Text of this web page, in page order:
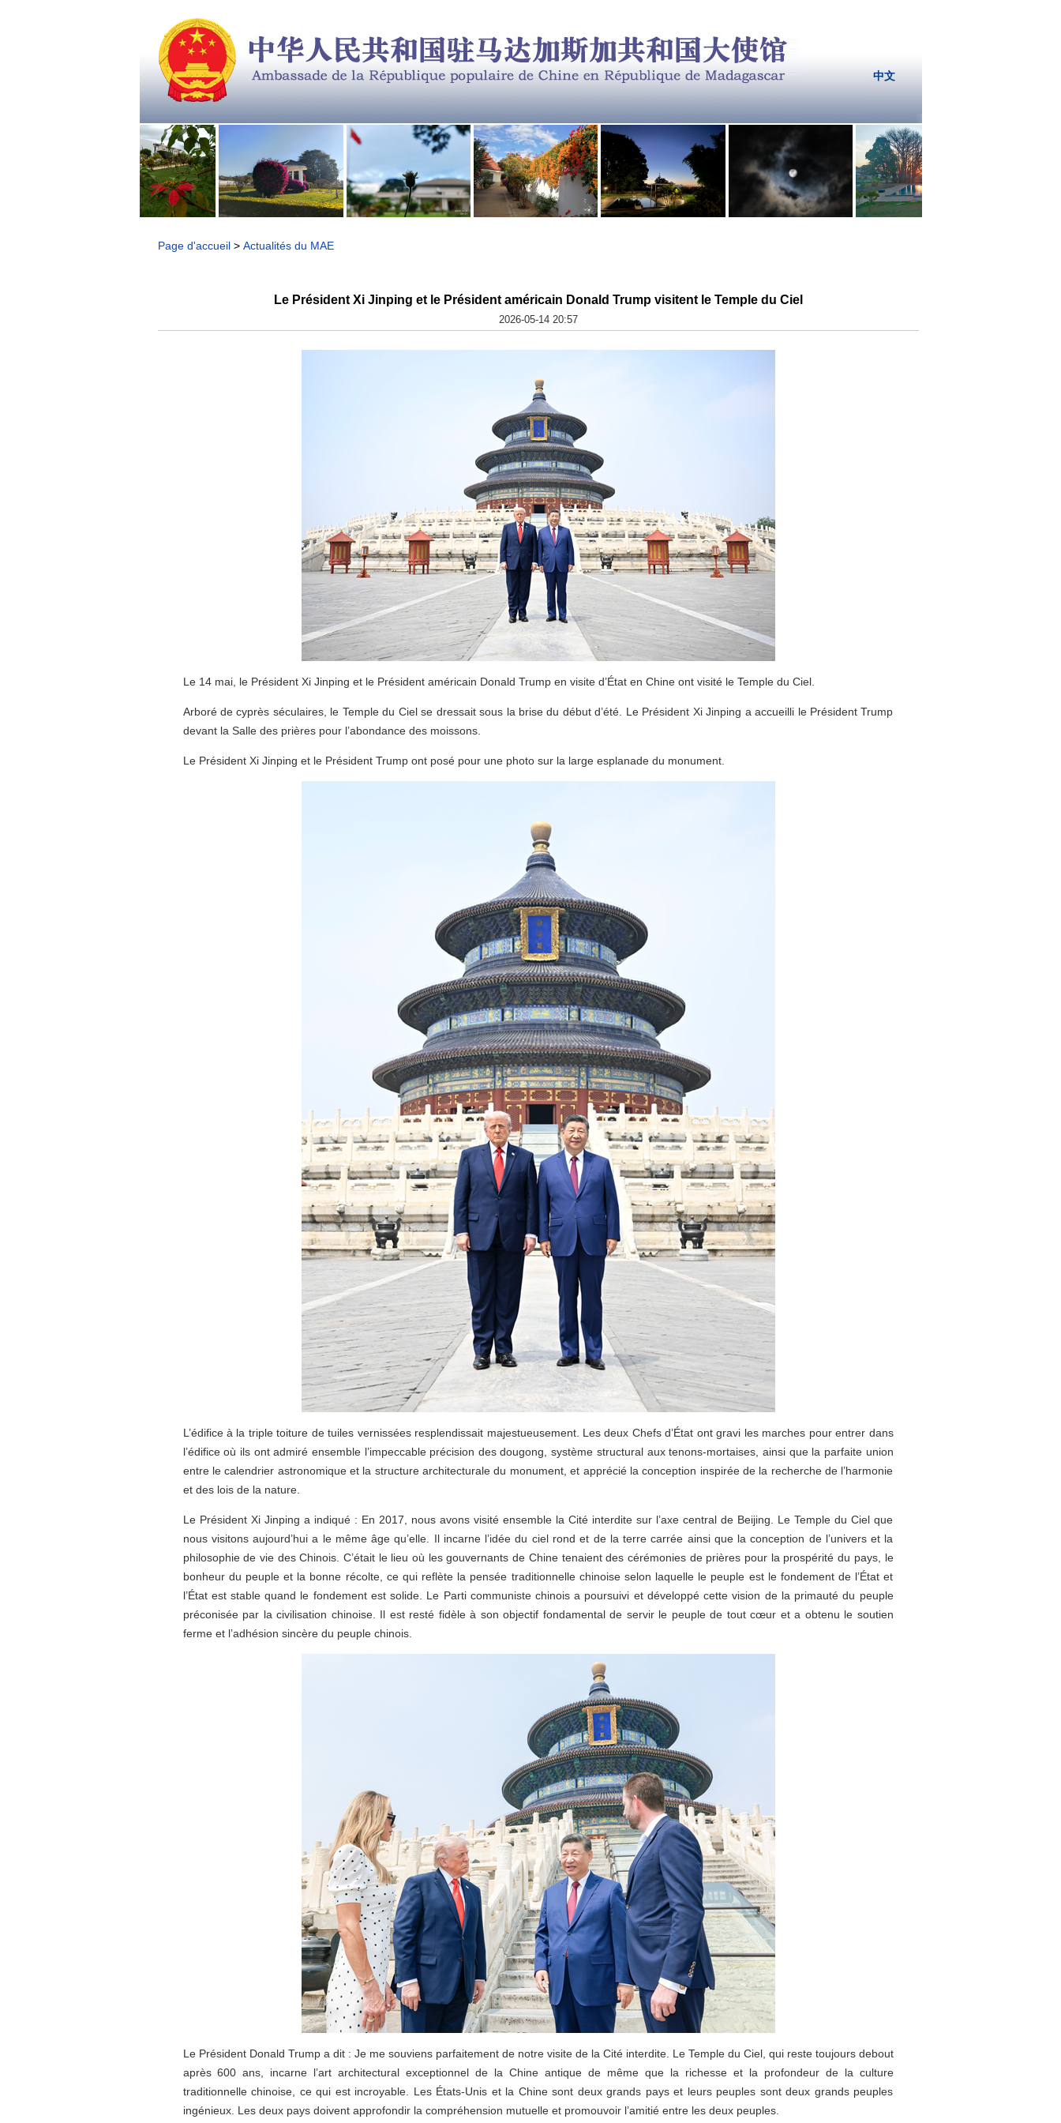
中文
Page d'accueil> Actualités du MAE
Le Président Xi Jinping et le Président américain Donald Trump visitent le Temple du Ciel
2026-05-14 20:57
Le 14 mai, le Président Xi Jinping et le Président américain Donald Trump en visite d’État en Chine ont visité le Temple du Ciel.
Arboré de cyprès séculaires, le Temple du Ciel se dressait sous la brise du début d’été. Le Président Xi Jinping a accueilli le Président Trump
devant la Salle des prières pour l’abondance des moissons.
Le Président Xi Jinping et le Président Trump ont posé pour une photo sur la large esplanade du monument.
L’édifice à la triple toiture de tuiles vernissées resplendissait majestueusement. Les deux Chefs d’État ont gravi les marches pour entrer dans
l’édifice où ils ont admiré ensemble l’impeccable précision des dougong, système structural aux tenons-mortaises, ainsi que la parfaite union
entre le calendrier astronomique et la structure architecturale du monument, et apprécié la conception inspirée de la recherche de l’harmonie
et des lois de la nature.
Le Président Xi Jinping a indiqué : En 2017, nous avons visité ensemble la Cité interdite sur l’axe central de Beijing. Le Temple du Ciel que
nous visitons aujourd’hui a le même âge qu’elle. Il incarne l’idée du ciel rond et de la terre carrée ainsi que la conception de l’univers et la
philosophie de vie des Chinois. C’était le lieu où les gouvernants de Chine tenaient des cérémonies de prières pour la prospérité du pays, le
bonheur du peuple et la bonne récolte, ce qui reflète la pensée traditionnelle chinoise selon laquelle le peuple est le fondement de l’État et
l’État est stable quand le fondement est solide. Le Parti communiste chinois a poursuivi et développé cette vision de la primauté du peuple
préconisée par la civilisation chinoise. Il est resté fidèle à son objectif fondamental de servir le peuple de tout cœur et a obtenu le soutien
ferme et l’adhésion sincère du peuple chinois.
Le Président Donald Trump a dit : Je me souviens parfaitement de notre visite de la Cité interdite. Le Temple du Ciel, qui reste toujours debout
après 600 ans, incarne l’art architectural exceptionnel de la Chine antique de même que la richesse et la profondeur de la culture
traditionnelle chinoise, ce qui est incroyable. Les États-Unis et la Chine sont deux grands pays et leurs peuples sont deux grands peuples
ingénieux. Les deux pays doivent approfondir la compréhension mutuelle et promouvoir l’amitié entre les deux peuples.